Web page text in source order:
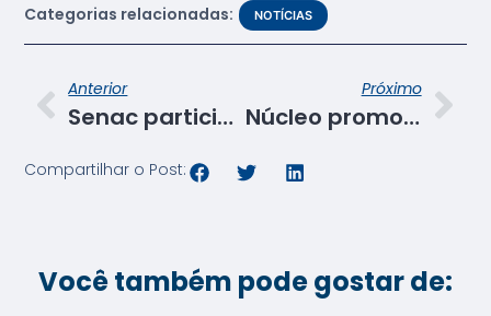
Categorias relacionadas: NOTÍCIAS
Anterior
Senac participa do Sergipe International Drone Day e lança cursos
Próximo
Núcleo promove encontros com empresas parceiras do Programa de Aprendizagem
Compartilhar o Post:
Você também pode gostar de: